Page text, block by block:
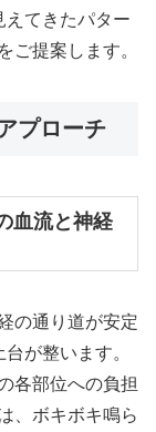
えてきたパター
ご提案します。
プローチ
血流と神経
の通り道が安定
が整います。
各部位への負担
、ボキボキ鳴ら